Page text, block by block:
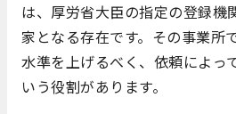
は、厚労省大臣の指定の登録機
家となる存在です。その事業所
水準を上げるべく、依頼によっ
いう役割があります。